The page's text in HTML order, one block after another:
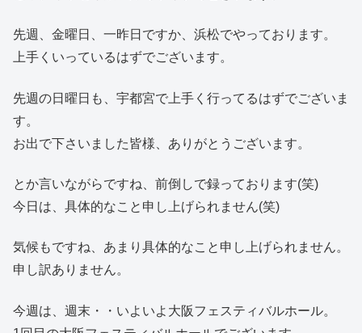
先週、金曜日、一昨日ですか、浜松でやっております。
上手くいっているはずでございます。
先週の日曜日も、宇都宮で上手く行ってるはずでございま
す。
お出で下さいました皆様、ありがとうございます。
とか言いながらですね、前倒しで録っております(笑)
今日は、具体的なこと申し上げられません(笑)
気候もですね、あまり具体的なこと申し上げられません。
申し訳ありません。
今週は、週末・・いよいよ大阪フェスティバルホール。